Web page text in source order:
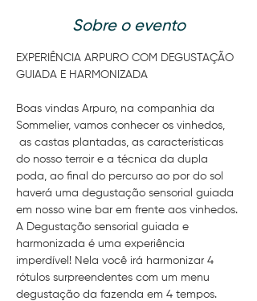
Sobre o evento
EXPERIÊNCIA ARPURO COM DEGUSTAÇÃO
GUIADA E HARMONIZADA
Boas vindas Arpuro, na companhia da
Sommelier, vamos conhecer os vinhedos,
as castas plantadas, as características
do nosso terroir e a técnica da dupla
poda, ao final do percurso ao por do sol
haverá uma degustação sensorial guiada
em nosso wine bar em frente aos vinhedos.
A Degustação sensorial guiada e
harmonizada é uma experiência
imperdível! Nela você irá harmonizar 4
rótulos surpreendentes com um menu
degustação da fazenda em 4 tempos.